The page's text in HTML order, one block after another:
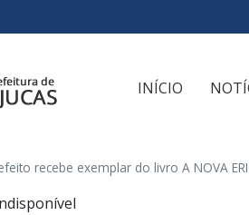
INÍCIO
recebe exemplar do livro A NOVA